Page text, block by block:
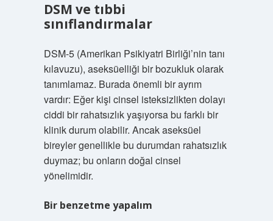
DSM ve tıbbi
sınıflandırmalar
DSM-5 (Amerikan Psikiyatri Birliği’nin tanı
kılavuzu), aseksüelliği bir bozukluk olarak
tanımlamaz. Burada önemli bir ayrım
vardır: Eğer kişi cinsel isteksizlikten dolayı
ciddi bir rahatsızlık yaşıyorsa bu farklı bir
klinik durum olabilir. Ancak aseksüel
bireyler genellikle bu durumdan rahatsızlık
duymaz; bu onların doğal cinsel
yönelimidir.
Bir benzetme yapalım